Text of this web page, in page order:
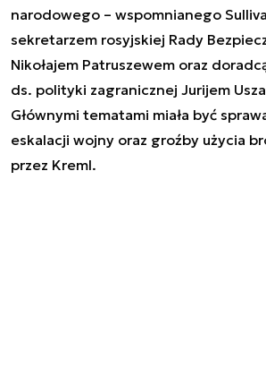
narodowego – wspomnianego
sekretarzem rosyjskiej Rady
Nikołajem Patruszewem oraz
ds. polityki zagranicznej Jurijem
Głównymi tematami miała być
eskalacji wojny oraz groźby użycia
przez Kreml.